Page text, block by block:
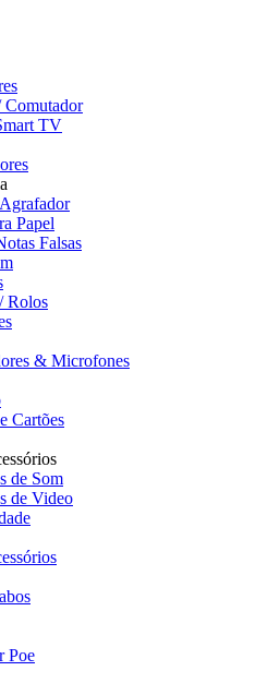
Comutador
TV
Papel
Falsas
Rolos
& Microfones
Cartões
de Som
de Video
Poe